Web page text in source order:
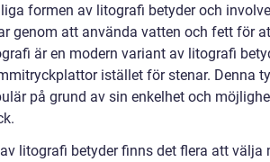
formen av litografi betyder och
genom att använda vatten och fett för
är en modern variant av litografi
istället för stenar. Denna
på grund av sin enkelhet och
litografi betyder finns det flera att välja